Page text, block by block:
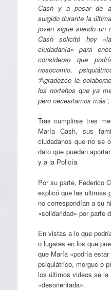
Cash y a pesar de
surgido durante la
joven sigue siendo un
Cash solicitó hoy
ciudadanía» para
consideran que
nosocomio,
“Agradezco la
los norteños que ya
pero necesitamos
Tras cumplirse tres
María Cash, sus
ciudadanos que no se
dato que puedan
y a la Policía.
Por su parte, Federico
explicó que las ultimas
no correspondían a su
«solidaridad» por parte
En vistas a lo que
o lugares en los que
que María «podría
psiquiátrico, morgue o
los últimos videos se
«desorientada».